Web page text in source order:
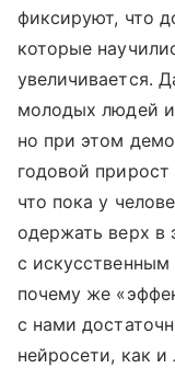
фиксируют, что
которые
увеличивается.
молодых людей и
но при этом
годовой
что пока у
одержать верх в
с искусственным
почему же
с нами
нейросети, как и